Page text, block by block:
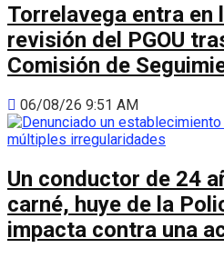
Torrelavega entra en
revisión del PGOU
Comisión de
06/08/26 9:51 AM
Un conductor de 24
carné, huye de la
impacta contra una